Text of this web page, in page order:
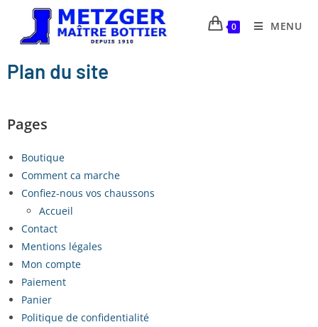
0 MENU
Plan du site
Pages
Boutique
Comment ca marche
Confiez-nous vos chaussons
Accueil
Contact
Mentions légales
Mon compte
Paiement
Panier
Politique de confidentialité